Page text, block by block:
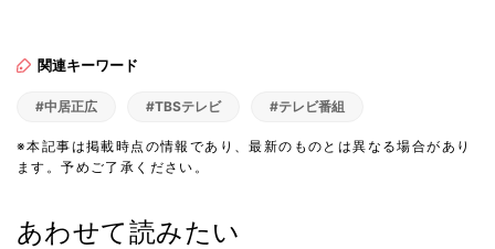
関連キーワード
#中居正広 #TBSテレビ #テレビ番組
※本記事は掲載時点の情報であり、最新のものとは異なる場合があり
ます。予めご了承ください。
あわせて読みたい